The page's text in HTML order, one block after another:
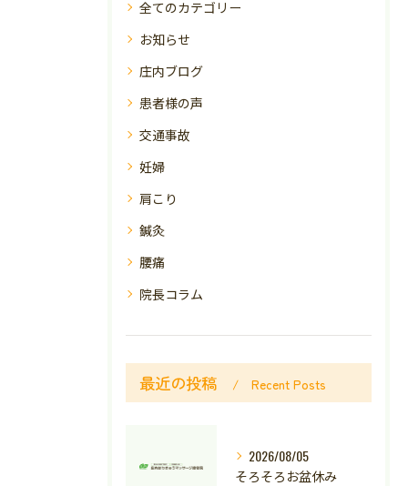
全てのカテゴリー
お知らせ
庄内ブログ
患者様の声
交通事故
妊婦
肩こり
鍼灸
腰痛
院長コラム
最近の投稿 Recent Posts
2026/08/05
そろそろお盆休み